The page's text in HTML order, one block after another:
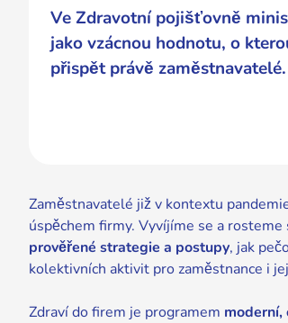
Ve Zdravotní pojišťovně
jako vzácnou hodnotu, o
přispět právě zaměstnavatelé.
Zaměstnavatelé již v kontextu
úspěchem firmy. Vyvíjíme se a
prověřené strategie a postupy, jak
kolektivních aktivit pro zaměstnance i
Zdraví do firem je programem moderní,